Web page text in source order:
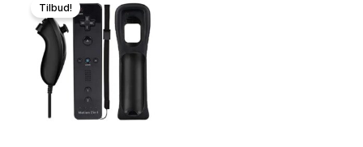
Tilbud!